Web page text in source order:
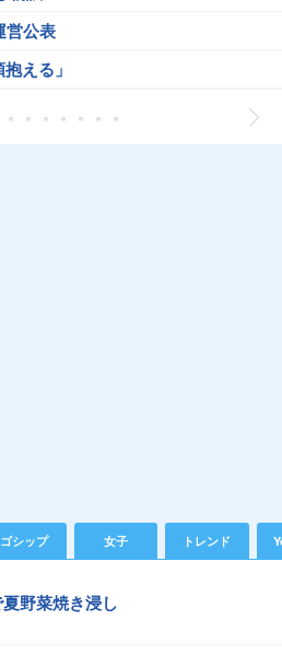
営公表
える」
ゴシップ 女子 トレンド
野菜焼き浸し